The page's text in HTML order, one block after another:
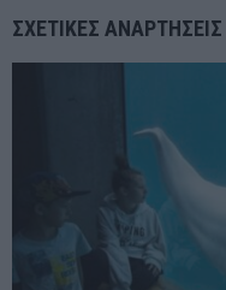
ΣΧΕΤΙΚΈΣ ΑΝΑΡΤΉΣΕΙΣ